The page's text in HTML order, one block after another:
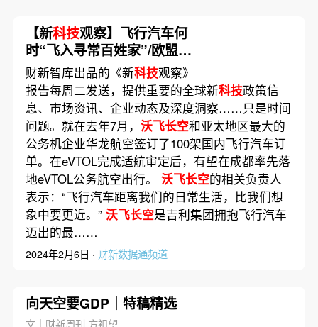
【新科技观察】飞行汽车何
时“飞入寻常百姓家”/欧盟批
准AI法案最终文本
财新智库出品的《新科技观察》
报告每周二发送，提供重要的全球新科技政策信
息、市场资讯、企业动态及深度洞察……只是时间
问题。就在去年7月， 沃飞长空和亚太地区最大的
公务机企业华龙航空签订了100架国内飞行汽车订
单。在eVTOL完成适航审定后，有望在成都率先落
地eVTOL公务航空出行。 沃飞长空的相关负责人
表示：“飞行汽车距离我们的日常生活，比我们想
象中要更近。” 沃飞长空是吉利集团拥抱飞行汽车
迈出的最……
2024年2月6日 · 财新数据通频道
向天空要GDP｜特稿精选